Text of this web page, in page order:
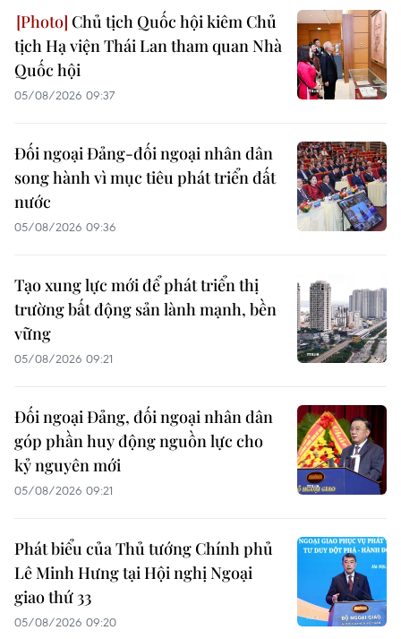
Chủ tịch Quốc hội kiêm Chủ
tịch Hạ viện Thái Lan tham quan Nhà
Quốc hội
05/08/2026 09:37
Đối ngoại Đảng-đối ngoại nhân dân
song hành vì mục tiêu phát triển đất
nước
05/08/2026 09:36
Tạo xung lực mới để phát triển thị
trường bất động sản lành mạnh, bền
vững
05/08/2026 09:21
Đối ngoại Đảng, đối ngoại nhân dân
góp phần huy động nguồn lực cho
kỷ nguyên mới
05/08/2026 09:21
Phát biểu của Thủ tướng Chính phủ
Lê Minh Hưng tại Hội nghị Ngoại
giao thứ 33
05/08/2026 09:20